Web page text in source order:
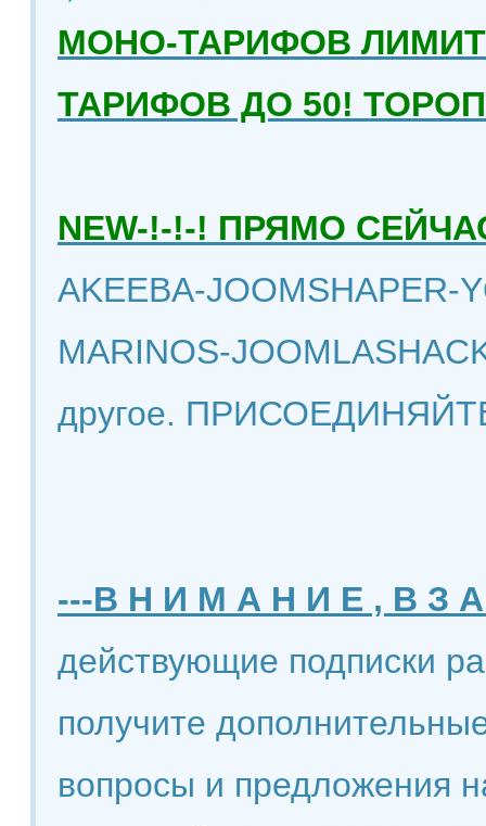
МОНО-ТАРИФОВ
ТАРИФОВ ДО 50!
NEW-!-!-! ПРЯМО
AKEEBA-JOOMSHAPER-
MARINOS-
другое.
---В Н И М А Н И Е , В З
действующие подписки
получите
вопросы и предложения